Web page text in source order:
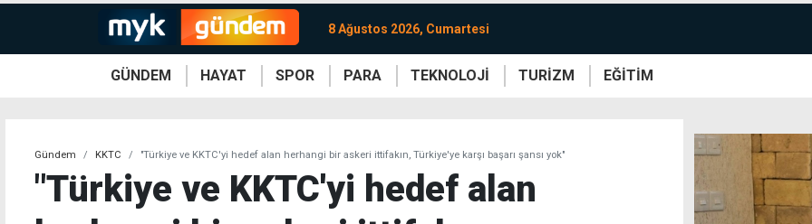
8 Ağustos 2026, Cumartesi
GÜNDEM HAYAT SPOR PARA TEKNOLOJİ TURİZM EĞİTİM
Gündem KKTC "Türkiye ve KKTC'yi hedef alan herhangi bir askeri ittifakın, Türkiye'ye karşı başarı şansı yok"
"Türkiye ve KKTC'yi hedef alan